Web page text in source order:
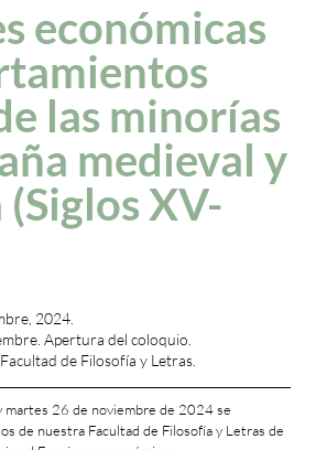
económicas
las minorías
medieval y
XV-
2024.
Apertura del coloquio.
de Filosofía y Letras.
martes 26 de noviembre de 2024 se
de nuestra Facultad de Filosofía y Letras de